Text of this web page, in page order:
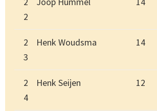
2
2
3
Henk Woudsma 14
2
4
Henk Seijen 12